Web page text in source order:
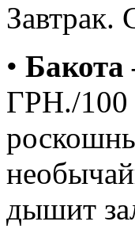
Завтрак.
• Бакота
ГРН./100
дышит